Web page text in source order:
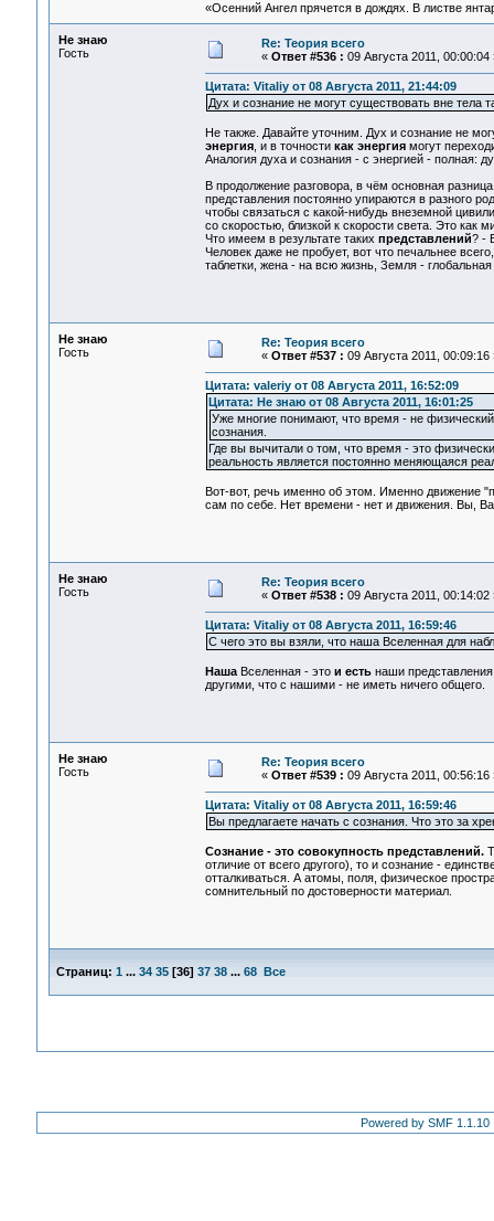
«Осенний Ангел прячется в дождях. В листве
Не знаю
Гость
Re: Теория всего
« Ответ #536 : 09 Августа 2011, 00:00:04
Цитата: Vitaliy от 08 Августа 2011, 21:44:09
Дух и сознание не могут существовать вне тела
Не также. Давайте уточним. Дух и сознание не
энергия, и в точности как энергиямогут
Аналогия духа и сознания - с энергией - полная:
В продолжение разговора, в чём основная
представления постоянно упираются в разного
чтобы связаться с какой-нибудь внеземной
со скоростью, близкой к скорости света. Это
Что имеем в результате таких представлений? -
Человек даже не пробует, вот что печальнее
таблетки, жена - на всю жизнь, Земля -
Не знаю
Гость
Re: Теория всего
« Ответ #537 : 09 Августа 2011, 00:09:16
Цитата: valeriy от 08 Августа 2011, 16:52:09
Цитата: Не знаю от 08 Августа 2011, 16:01:25
Уже многие понимают, что время - не
сознания.
Где вы вычитали о том, что время - это
реальность является постоянно меняющаяся
Вот-вот, речь именно об этом. Именно движение
сам по себе. Нет времени - нет и движения. Вы,
Не знаю
Гость
Re: Теория всего
« Ответ #538 : 09 Августа 2011, 00:14:02
Цитата: Vitaliy от 08 Августа 2011, 16:59:46
С чего это вы взяли, что наша Вселенная для
НашаВселенная - это и естьнаши
другими, что с нашими - не иметь ничего общего.
Не знаю
Гость
Re: Теория всего
« Ответ #539 : 09 Августа 2011, 00:56:16
Цитата: Vitaliy от 08 Августа 2011, 16:59:46
Вы предлагаете начать с сознания. Что это за
Сознание - это совокупность представлений.
отличие от всего другого), то и сознание -
отталкиваться. А атомы, поля, физическое
сомнительный по достоверности материал.
Страниц: 1 ... 34 35[36] 37 38 ... 68 Все
Powered by SMF 1.1.10